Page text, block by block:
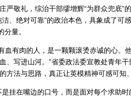
严敬礼，综治干部缪增辉“为群众兜底”
、绝对可靠”的政治本色，具象成了可
量。
血有肉的人，是一颗颗滚烫赤诚的心。
、写进山河。”省委政法委宣教处青年
方法与思路，真正让英模精神可感可知
挂在嘴边的口号，而是面对每个求助